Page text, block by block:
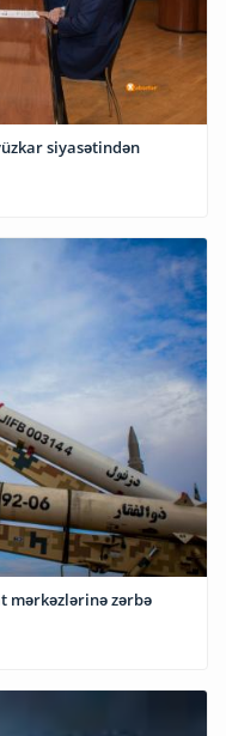
siyasətindən
mərkəzlərinə zərbə